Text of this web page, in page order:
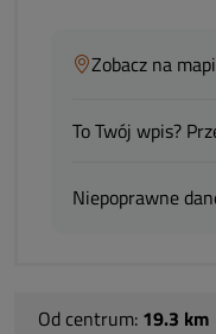
Zobacz na
To Twój wpis?
Niepoprawne
Od centrum: 19.3 km